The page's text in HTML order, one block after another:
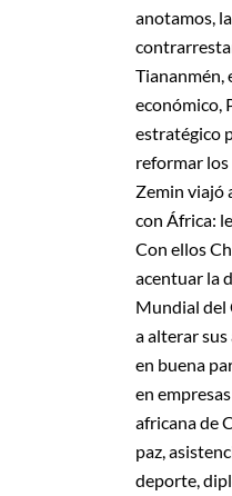
anotamos,
Tiananmén,
económico,
estratégico
reformar los
Zemin viajó
con África:
Con ellos
acentuar la
Mundial del
a alterar sus
en buena
en
africana de
paz,
deporte,